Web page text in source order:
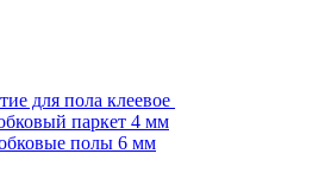
для пола клеевое
паркет 4 мм
полы 6 мм